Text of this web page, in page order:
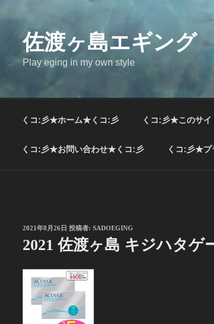
佐渡ヶ島エギング
Play eging in my own style
くコ:彡★ホーム★くコ:彡 くコ:彡★このサ
くコ:彡★お問い合わせ★くコ:彡 くコ:彡★プ
投
日:
2021年8月26日 投稿者: SADOEGING
2021 佐渡ヶ島 キジハタゲ